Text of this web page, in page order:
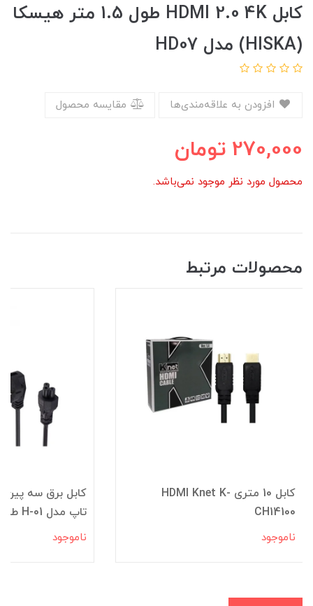
کابل HDMI 2.0 4K طول 1.5 متر هیسکا
(HISKA) مدل HD07
مقایسه محصول
270,000 تومان
محصول مورد نظر موجود نمی‌باشد.
محصولات مرتبط
کابل 10 متری HDMI Knet K-
CH14100
ناموجود
کابل برق سه پین
تاپ مدل H-01 طول 1.5 متر xVox
ناموجود